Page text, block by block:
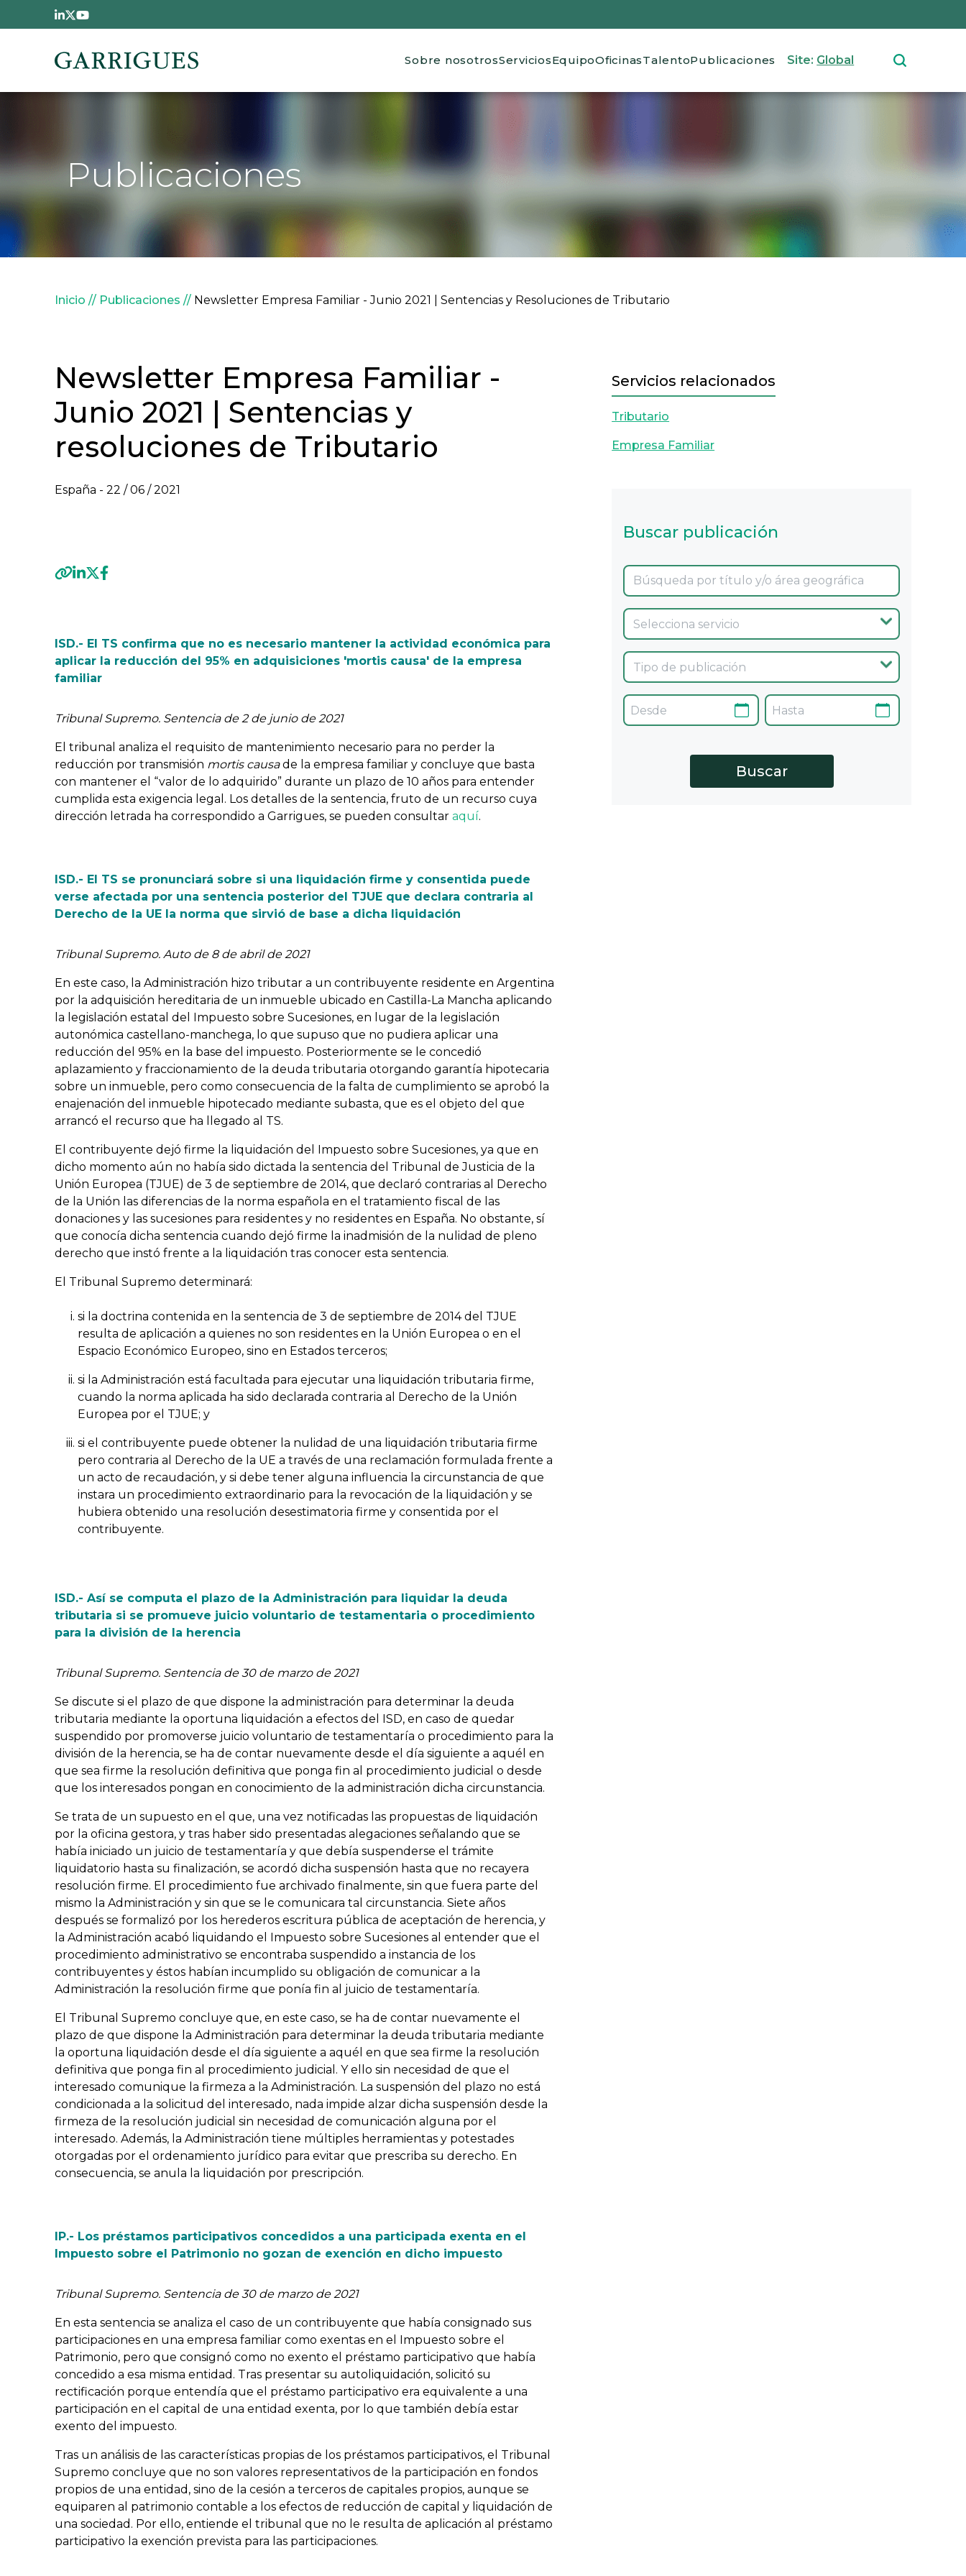
Pasar al contenido principal
Main navigation
Sobre nosotrosServiciosEquipoOficinasTalentoPublicaciones Site: Global
Publicaciones
Sobrescribir enlaces de ayuda a la navegación
Inicio Publicaciones Newsletter Empresa Familiar - Junio 2021 | Sentencias y Resoluciones de Tributario
Newsletter Empresa Familiar -
Junio 2021 | Sentencias y
resoluciones de Tributario
España - 22 / 06 / 2021
ISD.- El TS confirma que no es necesario mantener la actividad económica para
aplicar la reducción del 95% en adquisiciones 'mortis causa' de la empresa
familiar
Tribunal Supremo. Sentencia de 2 de junio de 2021
El tribunal analiza el requisito de mantenimiento necesario para no perder la
reducción por transmisión mortis causade la empresa familiar y concluye que basta
con mantener el “valor de lo adquirido” durante un plazo de 10 años para entender
cumplida esta exigencia legal. Los detalles de la sentencia, fruto de un recurso cuya
dirección letrada ha correspondido a Garrigues, se pueden consultar aquí.
ISD.- El TS se pronunciará sobre si una liquidación firme y consentida puede
verse afectada por una sentencia posterior del TJUE que declara contraria al
Derecho de la UE la norma que sirvió de base a dicha liquidación
Tribunal Supremo. Auto de 8 de abril de 2021
En este caso, la Administración hizo tributar a un contribuyente residente en Argentina
por la adquisición hereditaria de un inmueble ubicado en Castilla-La Mancha aplicando
la legislación estatal del Impuesto sobre Sucesiones, en lugar de la legislación
autonómica castellano-manchega, lo que supuso que no pudiera aplicar una
reducción del 95% en la base del impuesto. Posteriormente se le concedió
aplazamiento y fraccionamiento de la deuda tributaria otorgando garantía hipotecaria
sobre un inmueble, pero como consecuencia de la falta de cumplimiento se aprobó la
enajenación del inmueble hipotecado mediante subasta, que es el objeto del que
arrancó el recurso que ha llegado al TS.
El contribuyente dejó firme la liquidación del Impuesto sobre Sucesiones, ya que en
dicho momento aún no había sido dictada la sentencia del Tribunal de Justicia de la
Unión Europea (TJUE) de 3 de septiembre de 2014, que declaró contrarias al Derecho
de la Unión las diferencias de la norma española en el tratamiento fiscal de las
donaciones y las sucesiones para residentes y no residentes en España. No obstante, sí
que conocía dicha sentencia cuando dejó firme la inadmisión de la nulidad de pleno
derecho que instó frente a la liquidación tras conocer esta sentencia.
El Tribunal Supremo determinará:
si la doctrina contenida en la sentencia de 3 de septiembre de 2014 del TJUE
resulta de aplicación a quienes no son residentes en la Unión Europea o en el
Espacio Económico Europeo, sino en Estados terceros;
si la Administración está facultada para ejecutar una liquidación tributaria firme,
cuando la norma aplicada ha sido declarada contraria al Derecho de la Unión
Europea por el TJUE; y
si el contribuyente puede obtener la nulidad de una liquidación tributaria firme
pero contraria al Derecho de la UE a través de una reclamación formulada frente a
un acto de recaudación, y si debe tener alguna influencia la circunstancia de que
instara un procedimiento extraordinario para la revocación de la liquidación y se
hubiera obtenido una resolución desestimatoria firme y consentida por el
contribuyente.
ISD.- Así se computa el plazo de la Administración para liquidar la deuda
tributaria si se promueve juicio voluntario de testamentaria o procedimiento
para la división de la herencia
Tribunal Supremo. Sentencia de 30 de marzo de 2021
Se discute si el plazo de que dispone la administración para determinar la deuda
tributaria mediante la oportuna liquidación a efectos del ISD, en caso de quedar
suspendido por promoverse juicio voluntario de testamentaría o procedimiento para la
división de la herencia, se ha de contar nuevamente desde el día siguiente a aquél en
que sea firme la resolución definitiva que ponga fin al procedimiento judicial o desde
que los interesados pongan en conocimiento de la administración dicha circunstancia.
Se trata de un supuesto en el que, una vez notificadas las propuestas de liquidación
por la oficina gestora, y tras haber sido presentadas alegaciones señalando que se
había iniciado un juicio de testamentaría y que debía suspenderse el trámite
liquidatorio hasta su finalización, se acordó dicha suspensión hasta que no recayera
resolución firme. El procedimiento fue archivado finalmente, sin que fuera parte del
mismo la Administración y sin que se le comunicara tal circunstancia. Siete años
después se formalizó por los herederos escritura pública de aceptación de herencia, y
la Administración acabó liquidando el Impuesto sobre Sucesiones al entender que el
procedimiento administrativo se encontraba suspendido a instancia de los
contribuyentes y éstos habían incumplido su obligación de comunicar a la
Administración la resolución firme que ponía fin al juicio de testamentaría.
El Tribunal Supremo concluye que, en este caso, se ha de contar nuevamente el
plazo de que dispone la Administración para determinar la deuda tributaria mediante
la oportuna liquidación desde el día siguiente a aquél en que sea firme la resolución
definitiva que ponga fin al procedimiento judicial. Y ello sin necesidad de que el
interesado comunique la firmeza a la Administración. La suspensión del plazo no está
condicionada a la solicitud del interesado, nada impide alzar dicha suspensión desde la
firmeza de la resolución judicial sin necesidad de comunicación alguna por el
interesado. Además, la Administración tiene múltiples herramientas y potestades
otorgadas por el ordenamiento jurídico para evitar que prescriba su derecho. En
consecuencia, se anula la liquidación por prescripción.
IP.- Los préstamos participativos concedidos a una participada exenta en el
Impuesto sobre el Patrimonio no gozan de exención en dicho impuesto
Tribunal Supremo. Sentencia de 30 de marzo de 2021
En esta sentencia se analiza el caso de un contribuyente que había consignado sus
participaciones en una empresa familiar como exentas en el Impuesto sobre el
Patrimonio, pero que consignó como no exento el préstamo participativo que había
concedido a esa misma entidad. Tras presentar su autoliquidación, solicitó su
rectificación porque entendía que el préstamo participativo era equivalente a una
participación en el capital de una entidad exenta, por lo que también debía estar
exento del impuesto.
Tras un análisis de las características propias de los préstamos participativos, el Tribunal
Supremo concluye que no son valores representativos de la participación en fondos
propios de una entidad, sino de la cesión a terceros de capitales propios, aunque se
equiparen al patrimonio contable a los efectos de reducción de capital y liquidación de
una sociedad. Por ello, entiende el tribunal que no le resulta de aplicación al préstamo
participativo la exención prevista para las participaciones.
Servicios relacionados
Tributario
Empresa Familiar
Buscar publicación